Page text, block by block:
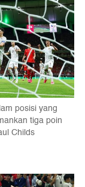
posisi yang
tiga poin
Childs